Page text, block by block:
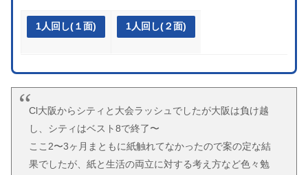
1人回し(１面) 1人回し(２面)
Cl大阪からシティと大会ラッシュでしたが大阪は負け越
し、シティはベスト8で終了〜
ここ2〜3ヶ月まともに紙触れてなかったので案の定な結
果でしたが、紙と生活の両立に対する考え方など色々勉